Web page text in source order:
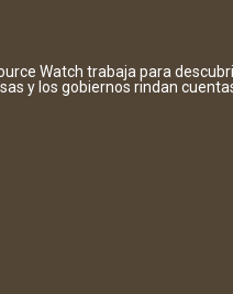
Watch trabaja para
y los gobiernos rindan